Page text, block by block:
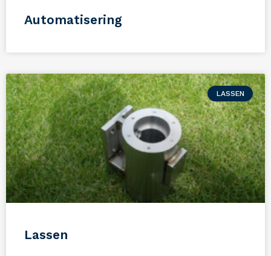
Automatisering
LASSEN
Lassen